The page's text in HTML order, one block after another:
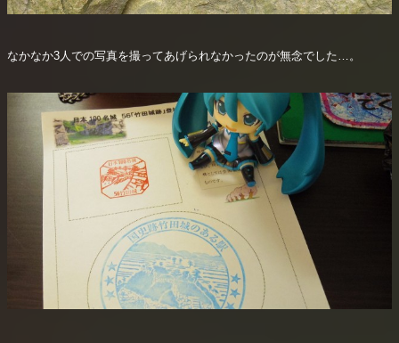
なかなか3人での写真を撮ってあげられなかったのが無念でした…。